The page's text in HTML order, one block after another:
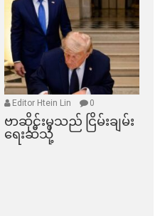
Editor Htein Lin 0
ဗာဆိုင်းမှသည် ငြိမ်းချမ်း
ရေးဆီသို့